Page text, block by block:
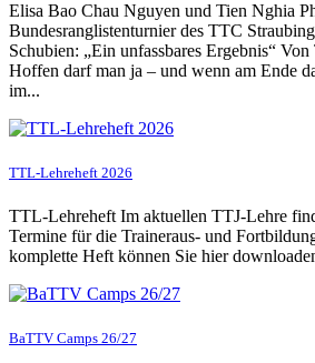
Elisa Bao Chau Nguyen und Tien Nghia
Bundesranglistenturnier des TTC
Schubien: „Ein unfassbares Ergebnis“
Hoffen darf man ja – und wenn am Ende
im...
TTL-Lehreheft 2026
TTL-Lehreheft Im aktuellen TTJ-Lehre
Termine für die Traineraus- und
komplette Heft können Sie hier
BaTTV Camps 26/27